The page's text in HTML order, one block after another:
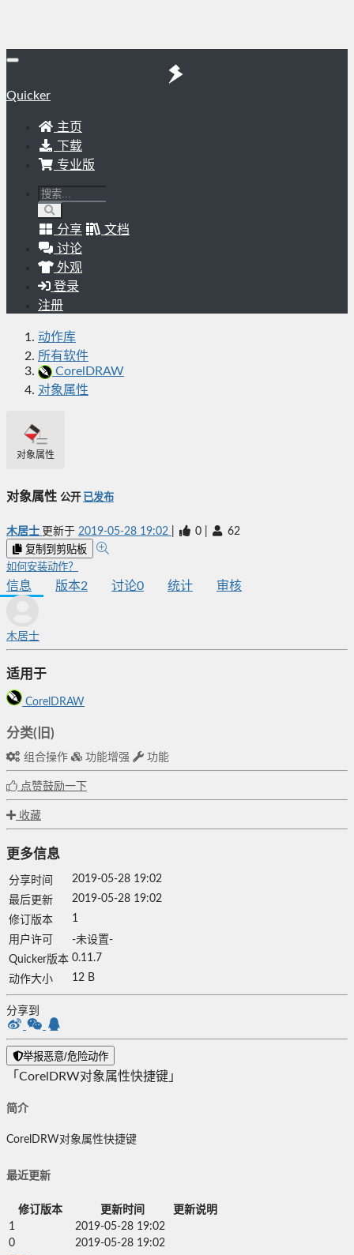
Quicker
主页
下载
专业版
分享
文档
讨论
外观
登录
注册
动作库
所有软件
CorelDRAW
对象属性
对象属性
对象属性 公开 已发布
木居士 更新于 2019-05-28 19:02 0 62
复制到剪贴板
如何安装动作？
信息 版本2 讨论0 统计 审核
木居士
适用于
CorelDRAW
分类(旧)
组合操作 功能增强 功能
点赞鼓励一下
收藏
更多信息
分享时间
2019-05-28 19:02
最后更新
2019-05-28 19:02
修订版本
1
用户许可
-未设置-
Quicker版本 0.11.7
动作大小
12 B
分享到
举报恶意/危险动作
「CorelDRW对象属性快捷键」
简介
CorelDRW对象属性快捷键
最近更新
修订版本 更新时间
更新说明
1
2019-05-28 19:02
0
2019-05-28 19:02